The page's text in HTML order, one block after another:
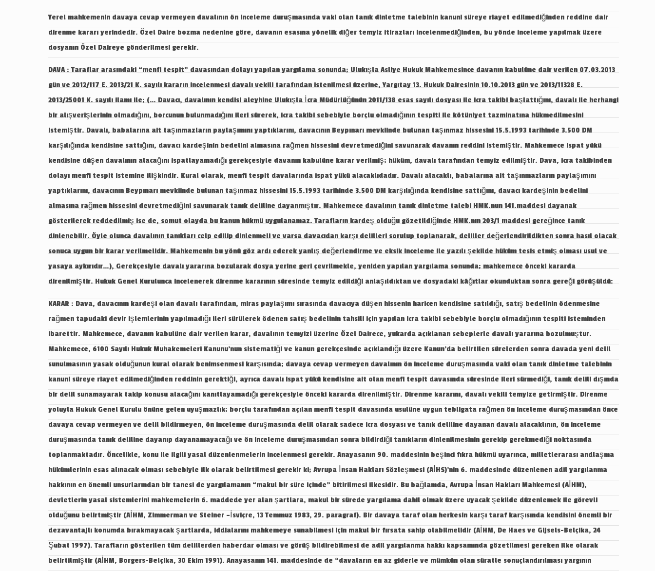
Yerel mahkemenin davaya cevap vermeyen davalının ön inceleme duruşmasında vaki olan tanık dinletme talebinin kanuni süreye riayet edilmediğinden reddine dair
direnme kararı yerindedir. Özel Daire bozma nedenine göre, davanın esasına yönelik diğer temyiz itirazları incelenmediğinden, bu yönde inceleme yapılmak üzere
dosyanın Özel Daireye gönderilmesi gerekir.
DAVA : Taraflar arasındaki “menfi tespit” davasından dolayı yapılan yargılama sonunda; Ulukışla Asliye Hukuk Mahkemesince davanın kabulüne dair verilen 07.03.2013
gün ve 2012/117 E. 2013/21 K. sayılı kararın incelenmesi davalı vekili tarafından istenilmesi üzerine, Yargıtay 13. Hukuk Dairesinin 10.10.2013 gün ve 2013/11328 E.
2013/25001 K. sayılı ilamı ile; (… Davacı, davalının kendisi aleyhine Ulukışla İcra Müdürlüğünün 2011/138 esas sayılı dosyası ile icra takibi başlattığını, davalı ile herhangi
bir alışverişlerinin olmadığını, borcunun bulunmadığını ileri sürerek, icra takibi sebebiyle borçlu olmadığının tespiti ile kötüniyet tazminatına hükmedilmesini
istemiştir. Davalı, babalarına ait taşınmazların paylaşımını yaptıklarını, davacının Beypınarı mevkiinde bulunan taşınmaz hissesini 15.5.1993 tarihinde 3.500 DM
karşılığında kendisine sattığını, davacı kardeşinin bedelini almasına rağmen hissesini devretmediğini savunarak davanın reddini istemiştir. Mahkemece ispat yükü
kendisine düşen davalının alacağını ispatlayamadığı gerekçesiyle davanın kabulüne karar verilmiş; hüküm, davalı tarafından temyiz edilmiştir. Dava, icra takibinden
dolayı menfi tespit istemine ilişkindir. Kural olarak, menfi tespit davalarında ispat yükü alacaklıdadır. Davalı alacaklı, babalarına ait taşınmazların paylaşımını
yaptıklarını, davacının Beypınarı mevkiinde bulunan taşınmaz hissesini 15.5.1993 tarihinde 3.500 DM karşılığında kendisine sattığını, davacı kardeşinin bedelini
almasına rağmen hissesini devretmediğini savunarak tanık deliline dayanmıştır. Mahkemece davalının tanık dinletme talebi HMK.nun 141.maddesi dayanak
gösterilerek reddedilmiş ise de, somut olayda bu kanun hükmü uygulanamaz. Tarafların kardeş olduğu gözetildiğinde HMK.nın 203/1 maddesi gereğince tanık
dinlenebilir. Öyle olunca davalının tanıkları celp edilip dinlenmeli ve varsa davacıdan karşı delilleri sorulup toplanarak, deliller değerlendirildikten sonra hasıl olacak
sonuca uygun bir karar verilmelidir. Mahkemenin bu yönü göz ardı ederek yanlış değerlendirme ve eksik inceleme ile yazılı şekilde hüküm tesis etmiş olması usul ve
yasaya aykırıdır…), Gerekçesiyle davalı yararına bozularak dosya yerine geri çevrilmekle, yeniden yapılan yargılama sonunda; mahkemece önceki kararda
direnilmiştir. Hukuk Genel Kurulunca incelenerek direnme kararının süresinde temyiz edildiği anlaşıldıktan ve dosyadaki kâğıtlar okunduktan sonra gereği görüşüldü:
KARAR : Dava, davacının kardeşi olan davalı tarafından, miras paylaşımı sırasında davacıya düşen hissenin haricen kendisine satıldığı, satış bedelinin ödenmesine rağmen tapudaki devir işlemlerinin yapılmadığı ileri sürülerek ödenen satış bedelinin tahsili için yapılan icra takibi sebebiyle borçlu olmadığının tespiti isteminden ibarettir. Mahkemece, davanın kabulüne dair verilen karar, davalının temyizi üzerine Özel Dairece, yukarda açıklanan sebeplerle davalı yararına bozulmuştur. Mahkemece, 6100 Sayılı Hukuk Muhakemeleri Kanunu’nun sistematiği ve kanun gerekçesinde açıklandığı üzere Kanun’da belirtilen sürelerden sonra davada yeni delil sunulmasının yasak olduğunun kural olarak benimsenmesi karşısında; davaya cevap vermeyen davalının ön inceleme duruşmasında vaki olan tanık dinletme talebinin kanuni süreye riayet edilmediğinden reddinin gerektiği, ayrıca davalı ispat yükü kendisine ait olan menfi tespit davasında süresinde ileri sürmediği, tanık delili dışında bir delil sunamayarak takip konusu alacağını kanıtlayamadığı gerekçesiyle önceki kararda direnilmiştir. Direnme kararını, davalı vekili temyize getirmiştir. Direnme yoluyla Hukuk Genel Kurulu önüne gelen uyuşmazlık; borçlu tarafından açılan menfi tespit davasında usulüne uygun tebligata rağmen ön inceleme duruşmasından önce davaya cevap vermeyen ve delil bildirmeyen, ön inceleme duruşmasında delil olarak sadece icra dosyası ve tanık deliline dayanan davalı alacaklının, ön inceleme duruşmasında tanık deliline dayanıp dayanamayacağı ve ön inceleme duruşmasından sonra bildirdiği tanıkların dinlenilmesinin gerekip gerekmediği noktasında toplanmaktadır. Öncelikle, konu ile ilgili yasal düzenlenmelerin incelenmesi gerekir. Anayasanın 90. maddesinin beşinci fıkra hükmü uyarınca, milletlerarası andlaşma hükümlerinin esas alınacak olması sebebiyle ilk olarak belirtilmesi gerekir ki; Avrupa İnsan Hakları Sözleşmesi (AİHS)’nin 6. maddesinde düzenlenen adil yargılanma hakkının en önemli unsurlarından bir tanesi de yargılamanın “makul bir süre içinde” bitirilmesi ilkesidir. Bu bağlamda, Avrupa İnsan Hakları Mahkemesi (AİHM), devletlerin yasal sistemlerini mahkemelerin 6. maddede yer alan şartlara, makul bir sürede yargılama dahil olmak üzere uyacak şekilde düzenlemek ile görevli olduğunu belirtmiştir (AİHM, Zimmerman ve Steiner –İsviçre, 13 Temmuz 1983, 29. paragraf). Bir davaya taraf olan herkesin karşı taraf karşısında kendisini önemli bir dezavantajlı konumda bırakmayacak şartlarda, iddialarını mahkemeye sunabilmesi için makul bir fırsata sahip olabilmelidir (AİHM, De Haes ve Gijsels-Belçika, 24 Şubat 1997). Tarafların gösterilen tüm delillerden haberdar olması ve görüş bildirebilmesi de adil yargılanma hakkı kapsamında gözetilmesi gereken ilke olarak belirtilmiştir (AİHM, Borgers-Belçika, 30 Ekim 1991). Anayasanın 141. maddesinde de “davaların en az giderle ve mümkün olan süratle sonuçlandırılması yargının görevidir” denilmek suretiyle davaların makul bir süre içerisinde bitirilmesi gerekliliği açıkça düzenlenmiştir. Açıklanan bu ilkelere paralel olarak 6100 Sayılı Hukuk Muhakemeleri Kanunu (6100 Sayılı HMK)’nda yargılamanın makul sürede bitirilmesini sağlamak amacıyla düzenlemeler yapılmış ve bu amaca ulaşılabilmesi için önemli bir katkı sağlayan delillerin bildirilme zamanı özel olarak düzenlenmiştir. Delillerin belirli bir zaman dilimi içinde gösterilip sunulması yargılamayı çabuklaştıracak olmasının yanı sıra, taraflara da gösterilen delillerden haberdar olarak zamanında bunlara karşı delil veya görüş bildirebilme imkanı tanıyacak, böylece uyuşmazlıklar en kısa sürede adilane çözüme kavuşacaktır. Öncelikle 6100 Sayılı HMK’nın delillerin ibrazıyla ilgili “Dava Dilekçesinin İçeriği” başlıklı 119/1-e-f maddesine göre; davacı, dava dilekçesinde, iddiasının dayanağı olan bütün vakıaların sıra numarası altında açık özetlerini ve iddia edilen her bir vakıanın hangi delillerle ispat edileceğini açıkça göstermek zorundadır.” Maddenin gerekçesinde bu gerekliliğin, 6100 Sayılı HMK’da bir yenilik olarak düzenlendiği ifade edilmiştir. Davacının genel ifadelerle delillerini belirtmesi yeterli sayılmayıp hangi delillere dayandığı dilekçeden anlaşılmalıdır. Delillerin bildirilmesine dair bu düzenleme, somutlaştırma yükünün de bir gereğidir (Hakan Pekcanıtez, Oğuz Atalay, Muhammet Özekes, Medeni Usul Hukuku Ders Kitabı, Ankara 2015, 3. Bası, s. 277). 6100 Sayılı HMK’nın “Belgelerin Birlikte Verilmesi” başlıklı 121/1. maddesine göre; dava dilekçesinde gösterilen ve davacının elinde bulunan belgelerin asıllarıyla birlikte harç ve vergiye tabi olmaksızın davalı sayısından bir fazla düzenlenmiş örneklerinin veya sadece örneklerinin dilekçeye eklenerek, mahkemeye verilmesi ve başka yerlerden getirtilecek belge ve dosyalar için de bunların bulunabilmesini sağlayıcı açıklamanın dilekçede yer alması zorunludur. Ayrıca, aynı Kanunun “Cevap Dilekçesinin İçeriği” başlıklı 129/1-d-e. maddelerine göre, cevap dilekçesinde; davalının savunmasının dayanağı olan bütün vakıaların sıra numarası altında açık özetleri ile savunmanın dayanağı olarak ileri sürülen her bir vakıanın hangi delillerle ispat edileceğinin bildirilmesi gerekir. “Bu husus, davalının savunmasını somutlaştırma yükünün gereğidir. Davalı da davacı gibi yazılı delillerini cevap dilekçesine ekleyerek mahkemeye vermeli ve başka yerlerden getirtilecek belge ve dosyalar için de bunların bulunabilmesini sağlayıcı açıklamalarda bulunmalıdır (Hakan Pekcanıtez, Oğuz Atalay, Muhammet Özekes, s. 306). “Süresinde Cevap Dilekçesi Verilmemesinin Sonucu” başlıklı 6100 Sayılı HMK’nın 128/1. maddesine göre; süresi içinde cevap dilekçesi vermemiş olan davalı, davacının dava dilekçesinde ileri sürdüğü vakıaların tamamını inkâr etmiş sayılır.” “Davayı inkar etmiş sayılan davalı, daha sonra ikici cevap dilekçesi veremez. Zira ikinci cevap dilekçesi cevaba cevap dilekçesine karşı verilir. Cevap dilekçesi vermemiş olan davalının sadece inkar ile yetinmiş olduğu varsayılır ve ön inceleme ile tahkikat aşamasında sadece inkar çerçevesinde savunma yapabilir ve bu yönde ispat faaliyetinde bulunarak delil gösterebilir (Hakan Pekcanıtez, Oğuz Atalay, Muhammet Özekes, Sh. 294-295). “Süresinde cevap vermediği için davayı inkar etmiş sayılan davalı, davacının dava dilekçesinde bildirdiği vakıaların doğru olmadığını (inkarı) ispat için karşı delil gösterebilir. Davalı, davayı inkarının karşı delilini göstermek bahanesi ile, yeni vakıalar (mesela zamanaşımı veya borcu ödediğini ileri sürerse, bununla savunmasını genişletmiş olur; bu ise kural olarak yasaktır. Bu halde mahkeme, davacının iddiasının doğru olmadığını ispat için davalının göstereceği delilleri inceleyip, davacının delilleri ile birlikte değerlendirerek varacağı sonuca göre hüküm vermelidir.” (Baki Kuru, Ramazan Arslan, Ejder Yılmaz, Medeni Usul Hukuku Ders Kitabı, Ankara, 2014, 25. Baskı, Sh.317) 6100 Sayılı HMK’nın “Ön İncelemenin Kapsamı” başlıklı 137/1. maddesine göre; dilekçelerin karşılıklı verilmesinden sonra ön inceleme yapılır. Mahkeme ön incelemede; dava şartlarını ve ilk itirazları inceler, uyuşmazlık konularını tam olarak belirler, hazırlık işlemleri ile tarafların delillerini sunmaları ve delillerin toplanması için gereken işlemleri yapar, tarafların üzerinde serbestçe tasarruf edebileceği davalarda onları sulhe (Ek ibare: 07/06/2012-6325 S.K./35.md) veya arabuluculuğa teşvik eder ve bu hususları tutanağa geçirir. 6100 Sayılı HMK’nın “Ön İnceleme Duruşması” başlıklı 140/5. maddesine göre; ön inceleme duruşmasında, taraflara dilekçelerinde gösterdikleri, ancak henüz sunmadıkları belgeleri mahkemeye sunmaları veya başka yerden getirtilecek belgelerin getirtilebilmesi amacıyla gereken açıklamayı yapmaları için iki haftalık kesin süre verilir. Bu hususların verilen kesin süre içinde tam olarak yerine getirilmemesi hâlinde, o delile dayanmaktan vazgeçilmiş sayılmasına karar verilir. Aynı Kanunun 119 ve 121. maddelerinde delillerin gösterilmesinden bahsedilmesine rağmen, 137 ve 140. maddelerinde delillerin sunulmasından ve toplanmasından bahsedilmektedir. Burada vurgulanması gereken husus özellikle 140. maddede “dilekçelerinde gösterdikleri” ibaresinin kullanılmış olmasıdır. 6100 Sayılı HMK’nın 140. maddesinin gerekçesinde belirtildiği üzere taraflar, delil olarak dayandıkları belgeleri dilekçelerine ekleyerek vermek ya da başka yerden getirilecekse, bunu belirtmek zorundadırlar. Şayet taraflar, bu konuda yapmaları gereken işlemleri eksik bırakmışlarsa, tahkikata başlamadan önce, taraflara son kez kısa bir süre verilerek bu eksiklikleri tamamlamaları düşünülmüştür. Taraflar bu şanslarını da doğru kullanamazlarsa, artık tahkikat mevcut delillerle yürütülecek ve tarafların o delile dayanmaktan vazgeçtikleri kabul edilecektir. Özetle; 6100 Sayılı HMK’nın 119/1-f maddesine göre; dava dilekçesinde iddia edilen her bir vakıanın hangi delillerle ispat edileceği, 129/1-e maddesine göre de, cevap dilekçesinde; savunmanın dayanağı olarak ileri sürülen her bir vakıanın hangi delillerle ispat edileceğinin belirtilmesi gerekir. 6100 Sayılı HMK’nın 137 ve 140.maddelerinde ise; 119 ve 129.maddelerdeki düzenlemenin aksine, delillerin belirtilmesinden değil, tarafların delillerini sunmaları ve delillerin toplanması için gereken işlemleri yapmasından bahsedilmiştir. Buna göre; delillerin dava ve cevap dilekçelerinde belirtilmesi; dilekçelerinde belirtikleri delillerin en geç ön inceleme duruşmasında mahkemeye sunulması, başka bir yerden getirtilecek olması halinde delillerin toplanması için gerekli işlemlerin yapılması gerekir. Yani dava ve cevap dilekçelerinin verilmesinden sonra tarafların iddia ve savunmalarını kanıtlayıcı delil bildirmeleri mümkün değildir. Dilekçelerin teatisi aşamaları bu şekilde net sürelere bağlı olarak düzenlendikten sonra yasa koyucu, “delil” bildirmenin “süreye” bağlı olduğunu tekrar vurgulayan 145. maddeye yer vermiştir. 6100 Sayılı HMK’nın “Sonradan Delil Gösterilmesi” başlıklı 145/1. maddesine göre; taraflar, Kanunda belirtilen süreden sonra delil gösteremezler. Ancak bir delil